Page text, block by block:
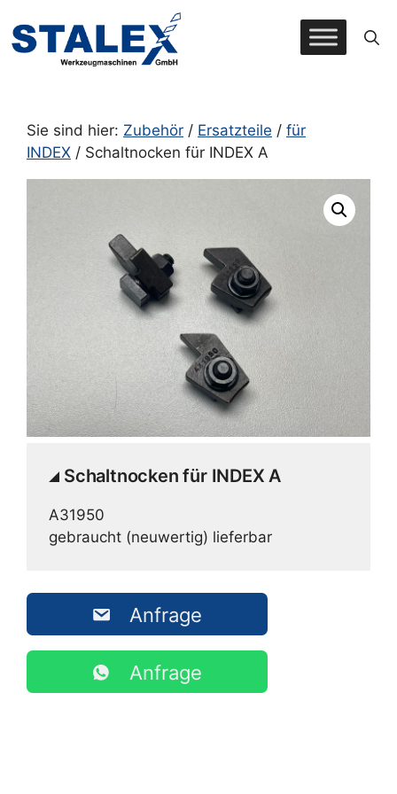
Inhalt
springen
Sie sind hier: Zubehör / Ersatzteile / für
INDEX / Schaltnocken für INDEX A
Schaltnocken für INDEX A
A31950
gebraucht (neuwertig) lieferbar
Anfrage
Anfrage